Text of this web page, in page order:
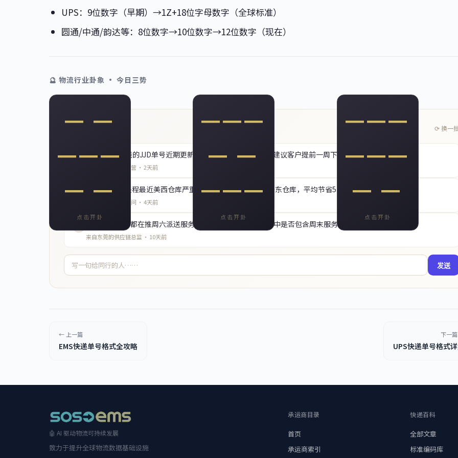
UPS：9位数字（早期）→1Z+18位字母数字（全球标准）
圆通/中通/韵达等：8位数字→10位数字→12位数字（现在）
🔮 物流行业卦象 · 今日三势
━ ━
━━━
━ ━
点击开卦
📈
海运指数本周上行，建议锁定中长期约价，
浮动合约风险加大。
甲辰 · 物流大势
━━━
━ ━
━━━
点击开卦
🌊
清关效率有所改善，欧洲路向查验率回落，
甲辰 · 关务指引
━━━
━━━
━ ━
点击开卦
🔗
东南亚陆运通道新开，中越铁路货运时
甲辰 · 线路情报
⟳ 换一
👤 "DHL美国路线的JJD单号近期更新延迟，据说是系统升级，建议客户提前一周下单。"
来自广州的跨境运营 · 2天前
👤 "亚马逊FBA头程最近美西仓库严重爆仓，建议改走美中或美东仓库，平均节省5-7天。"
来自宁波的物流顾问 · 4天前
"FedEx和UPS都在推周六派送服务，B2B客户务必确认合同中是否包含周末服务条款。"
来自东莞的供应链总监 · 10天前
发送
← 上一篇
EMS快递单号格式全攻略
下一
UPS快递单号格式
🤖 AI 驱动物流可持续发展
致力于提升全球物流数据基础设施
承运商目录
首页
承运商索引
快递百科
全部文章
标准编码库